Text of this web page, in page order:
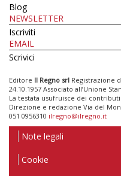
Blog
NEWSLETTER
Iscriviti
EMAIL
Scrivici
Editore Il Regno srl Registrazione
24.10.1957 Associato all’Unione
La testata usufruisce dei
Direzione e redazione Via del
051 0956310 ilregno@ilregno.it
Note legali
Cookie